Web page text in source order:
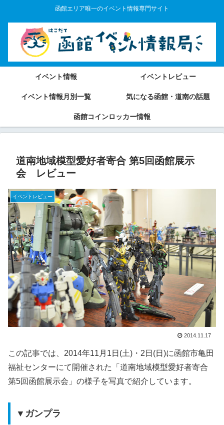
函館エリア唯一のイベント情報専門サイト
イベント情報 イベントレビュー
イベント情報月別一覧 気になる函館・道南の話題
函館コインロッカー情報
道南地域模型愛好者寄合 第5回函館展示
会 レビュー
イベントレビュー
2014.11.17
この記事では、2014年11月1日(土)・2日(日)に函館市亀田
福祉センターにて開催された「道南地域模型愛好者寄合
第5回函館展示会」の様子を写真で紹介しています。
▼ガンプラ